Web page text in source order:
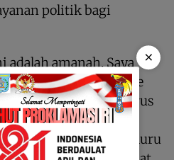
politik bagi
adalah amanah. Saya
bendera Golkar ke
Daya. Golkar harus
langsung bagi
Golkar di seluru
×